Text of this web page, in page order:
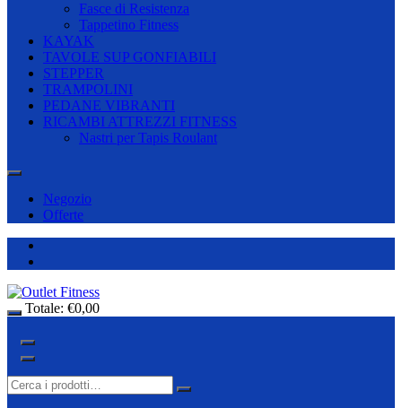
Fasce di Resistenza
Tappetino Fitness
KAYAK
TAVOLE SUP GONFIABILI
STEPPER
TRAMPOLINI
PEDANE VIBRANTI
RICAMBI ATTREZZI FITNESS
Nastri per Tapis Roulant
Negozio
Offerte
Totale: €0,00